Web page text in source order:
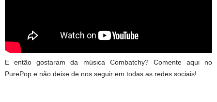
E então gostaram da música Combatchy? Comente aqui no
PurePop e não deixe de nos seguir em todas as redes sociais!